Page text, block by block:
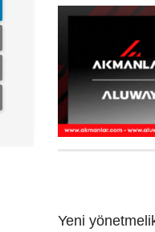
Yeni